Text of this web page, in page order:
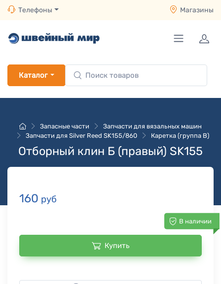
Телефоны Магазины
Каталог
Запасные части
Запчасти для вязальных машин
Запчасти для Silver Reed SK155/860
Каретка (группа B)
Отборный клин Б (правый) SK155
160 руб
В наличии
Купить